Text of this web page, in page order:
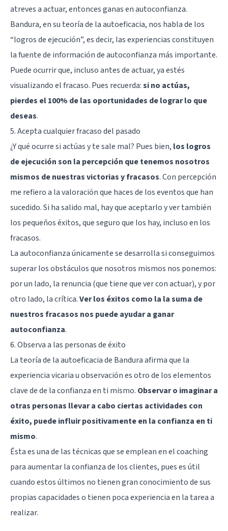
atreves a actuar, entonces ganas en autoconfianza.
Bandura, en su teoría de la autoeficacia, nos habla de los
“logros de ejecución”, es decir, las experiencias constituyen
la fuente de información de autoconfianza más importante.
Puede ocurrir que, incluso antes de actuar, ya estés
visualizando el fracaso. Pues recuerda:si no actúas,
pierdes el 100% de las oportunidades de lograr lo que
deseas.
5. Acepta cualquier fracaso del pasado
¿Y qué ocurre si actúas y te sale mal? Pues bien, los logros
de ejecución son la percepción que tenemos nosotros
mismos de nuestras victorias y fracasos. Con percepción
me refiero a la valoración que haces de los eventos que han
sucedido. Si ha salido mal, hay que aceptarlo y ver también
los pequeños éxitos, que seguro que los hay, incluso en los
fracasos.
La autoconfianza únicamente se desarrolla si conseguimos
superar los obstáculos que nosotros mismos nos ponemos:
por un lado, la renuncia (que tiene que ver con actuar), y por
otro lado, la crítica.Ver los éxitos como la la suma de
nuestros fracasos nos puede ayudar a ganar
autoconfianza.
6. Observa a las personas de éxito
La teoría de la autoeficacia de Bandura afirma que la
experiencia vicaria u observación es otro de los elementos
clave de de la confianza en ti mismo. Observar o imaginar a
otras personas llevar a cabo ciertas actividades con
éxito, puede influir positivamente en la confianza en ti
mismo.
Ésta es una de las técnicas que se emplean en elcoaching
para aumentar la confianza de los clientes, pues es útil
cuando estos últimos no tienen gran conocimiento de sus
propias capacidades o tienen poca experiencia en la tarea a
realizar.